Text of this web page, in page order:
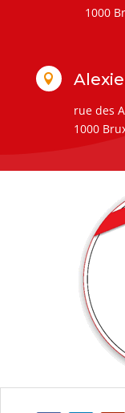
1000

rue des
1000